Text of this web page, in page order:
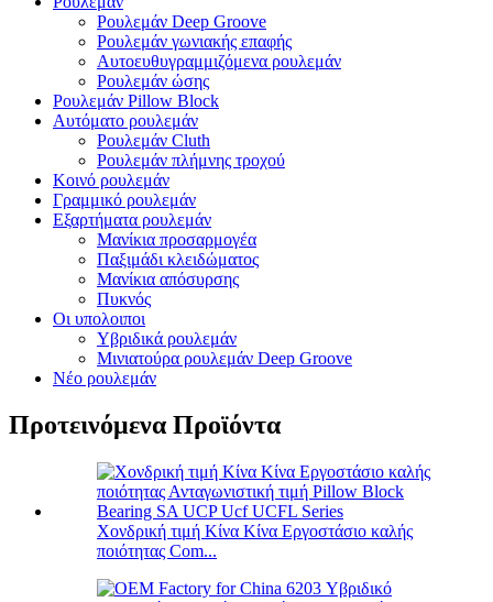
Ρουλεμάν Deep Groove
Ρουλεμάν γωνιακής επαφής
Αυτοευθυγραμμιζόμενα ρουλεμάν
Ρουλεμάν ώσης
Ρουλεμάν Pillow Block
Αυτόματο ρουλεμάν
Ρουλεμάν Cluth
Ρουλεμάν πλήμνης τροχού
Κοινό ρουλεμάν
Γραμμικό ρουλεμάν
Εξαρτήματα ρουλεμάν
Μανίκια προσαρμογέα
Παξιμάδι κλειδώματος
Μανίκια απόσυρσης
Πυκνός
Οι υπολοιποι
Υβριδικά ρουλεμάν
Μινιατούρα ρουλεμάν Deep Groove
Νέο ρουλεμάν
Προτεινόμενα Προϊόντα
Χονδρική τιμή Κίνα Κίνα Εργοστάσιο καλής
ποιότητας Com...